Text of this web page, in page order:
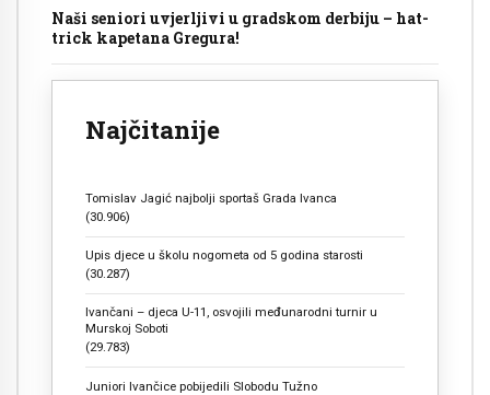
Naši seniori uvjerljivi u gradskom derbiju – hat-
trick kapetana Gregura!
Najčitanije
Tomislav Jagić najbolji sportaš Grada Ivanca
(30.906)
Upis djece u školu nogometa od 5 godina starosti
(30.287)
Ivančani – djeca U-11, osvojili međunarodni turnir u
Murskoj Soboti
(29.783)
Juniori Ivančice pobijedili Slobodu Tužno